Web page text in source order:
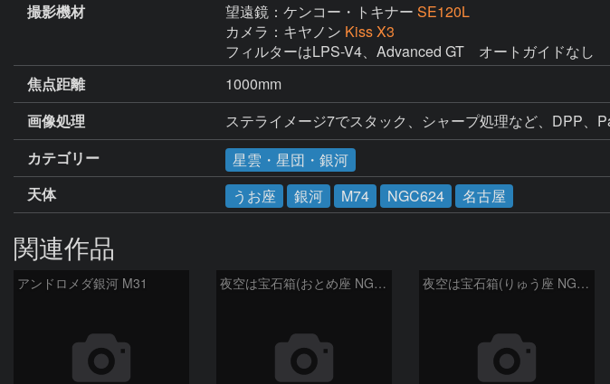
撮影機材
望遠鏡：ケンコー・トキナー SE120L
カメラ：キヤノン Kiss X3
フィルターはLPS-V4、Advanced GT　オートガイドなし
焦点距離
1000mm
画像処理
ステライメージ7でスタック、シャープ処理など、DPP、
カテゴリー
星雲・星団・銀河
天体
うお座 銀河 M74 NGC624 名古屋
関連作品
アンドロメダ銀河 M31 夜空は宝石箱(おとめ座 NGC5566) Seestar50 夜空は宝石箱(りゅう座 NGC6503) Seestar50